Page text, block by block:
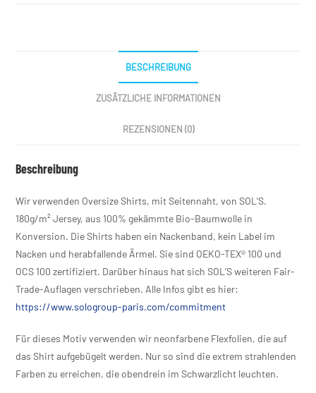
BESCHREIBUNG
ZUSÄTZLICHE INFORMATIONEN
REZENSIONEN (0)
Beschreibung
Wir verwenden Oversize Shirts, mit Seitennaht, von SOL’S.
180g/m² Jersey, aus 100% gekämmte Bio-Baumwolle in
Konversion. Die Shirts haben ein Nackenband, kein Label im
Nacken und herabfallende Ärmel. Sie sind OEKO-TEX® 100 und
OCS 100 zertifiziert. Darüber hinaus hat sich SOL’S weiteren Fair-
Trade-Auflagen verschrieben. Alle Infos gibt es hier:
https://www.sologroup-paris.com/commitment
Für dieses Motiv verwenden wir neonfarbene Flexfolien, die auf
das Shirt aufgebügelt werden. Nur so sind die extrem strahlenden
Farben zu erreichen, die obendrein im Schwarzlicht leuchten.